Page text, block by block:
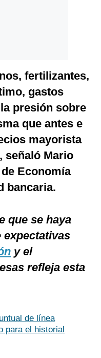
fertilizantes,
gastos
presión sobre
que antes e
mayorista
señaló Mario
Economía
bancaria.
que se haya
expectativas
y el
refleja esta
de línea
para el historial